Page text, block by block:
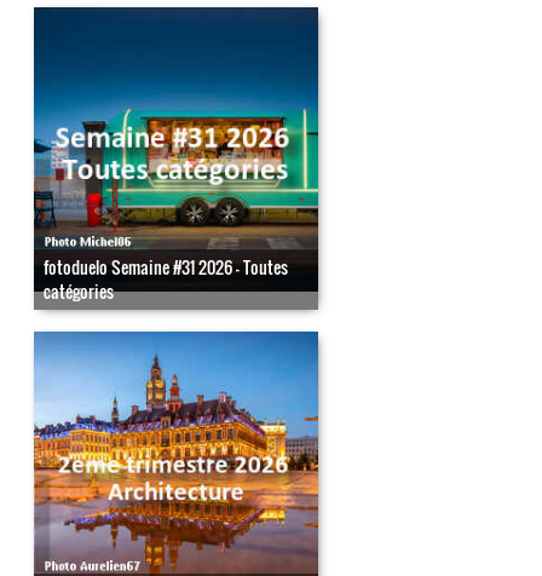
fotoduelo Semaine #31 2026 - Toutes
catégories